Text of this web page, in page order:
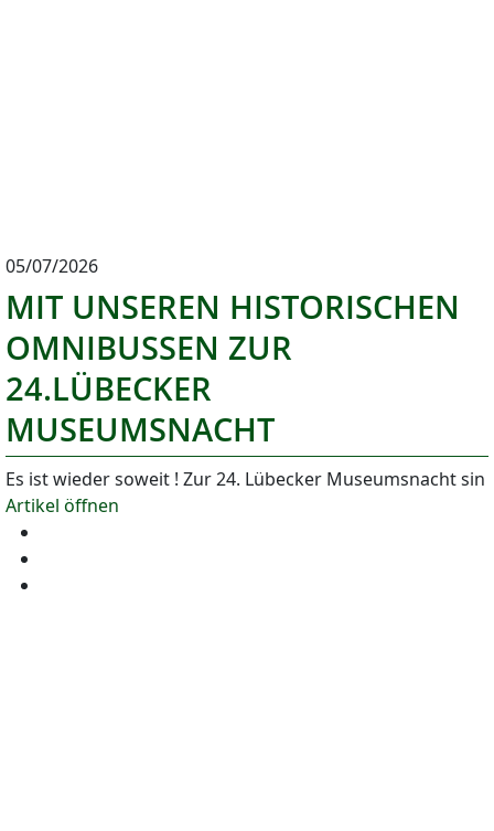
05/07/2026
MIT UNSEREN HISTORISCHEN
OMNIBUSSEN ZUR
24.LÜBECKER
MUSEUMSNACHT
Es ist wieder soweit ! Zur 24. Lübecker Museumsnacht sin
Artikel öffnen